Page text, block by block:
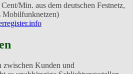
Min. aus dem deutschen Festnetz,
Mobilfunknetzen)
zwischen Kunden und